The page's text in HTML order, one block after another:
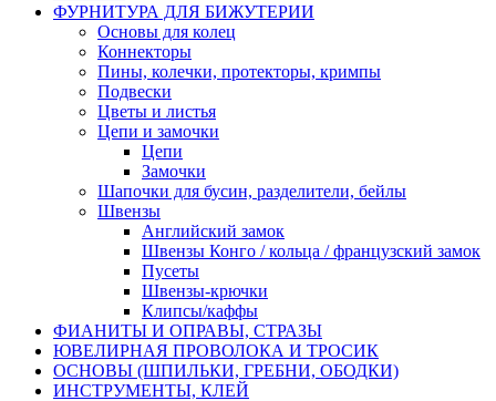
ФУРНИТУРА ДЛЯ БИЖУТЕРИИ
Основы для колец
Коннекторы
Пины, колечки, протекторы, кримпы
Подвески
Цветы и листья
Цепи и замочки
Цепи
Замочки
Шапочки для бусин, разделители, бейлы
Швензы
Английский замок
Швензы Конго / кольца / французский замок
Пусеты
Швензы-крючки
Клипсы/каффы
ФИАНИТЫ И ОПРАВЫ, СТРАЗЫ
ЮВЕЛИРНАЯ ПРОВОЛОКА И ТРОСИК
ОСНОВЫ (ШПИЛЬКИ, ГРЕБНИ, ОБОДКИ)
ИНСТРУМЕНТЫ, КЛЕЙ